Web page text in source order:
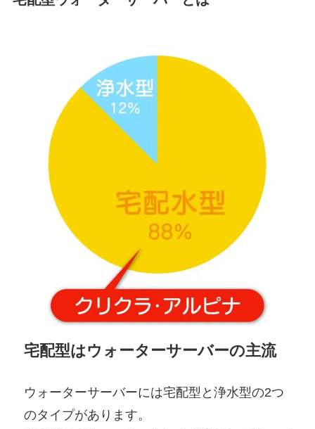
宅配型はウォーターサーバーの主流
ウォーターサーバーには宅配型と浄水型の2つ
のタイプがあります。